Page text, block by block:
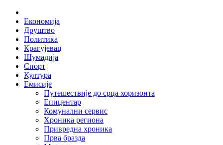
Skip
content
Економија
Друштво
Политика
Крагујевац
Шумадија
Спорт
Култура
Емисије
Путешествије до срца хоризонта
Епицентар
Комунални сервис
Хроника региона
Привредна хроника
Прва бразда